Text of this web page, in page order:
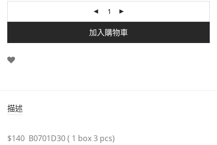
加入購物車
描述
$140 B0701D30 ( 1 box 3 pcs)